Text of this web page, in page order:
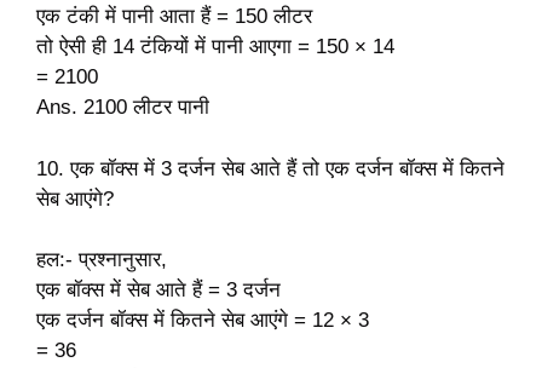
एक टंकी में पानी आता हैं = 150 लीटर
तो ऐसी ही 14 टंकियों में पानी आएगा = 150 × 14
= 2100
Ans. 2100 लीटर पानी
10. एक बॉक्स में 3 दर्जन सेब आते हैं तो एक दर्जन बॉक्स में कितने
सेब आएंगे?
हल:- प्रश्नानुसार,
एक बॉक्स में सेब आते हैं = 3 दर्जन
एक दर्जन बॉक्स में कितने सेब आएंगे = 12 × 3
= 36